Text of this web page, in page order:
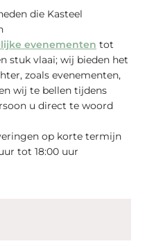
die Kasteel
evenementen tot
stuk vlaai; wij bieden het
zoals evenementen,
wij te bellen tijdens
u direct te woord
op korte termijn
tot 18:00 uur